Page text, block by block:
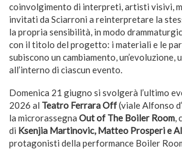
coinvolgimento di interpreti, artisti visivi,
invitati da Sciarroni a reinterpretare la
la propria sensibilità, in modo
con il titolo del progetto: i materiali e le
subiscono un cambiamento, un’evoluzione,
all’interno di ciascun evento.
Domenica 21 giugno si svolgerà l’ultimo
2026 al Teatro Ferrara Off(viale Alfonso
la microrassegna Out of The Boiler Room,
di Ksenjia Martinovic, Matteo Prosperi e
protagonisti della performance Boiler